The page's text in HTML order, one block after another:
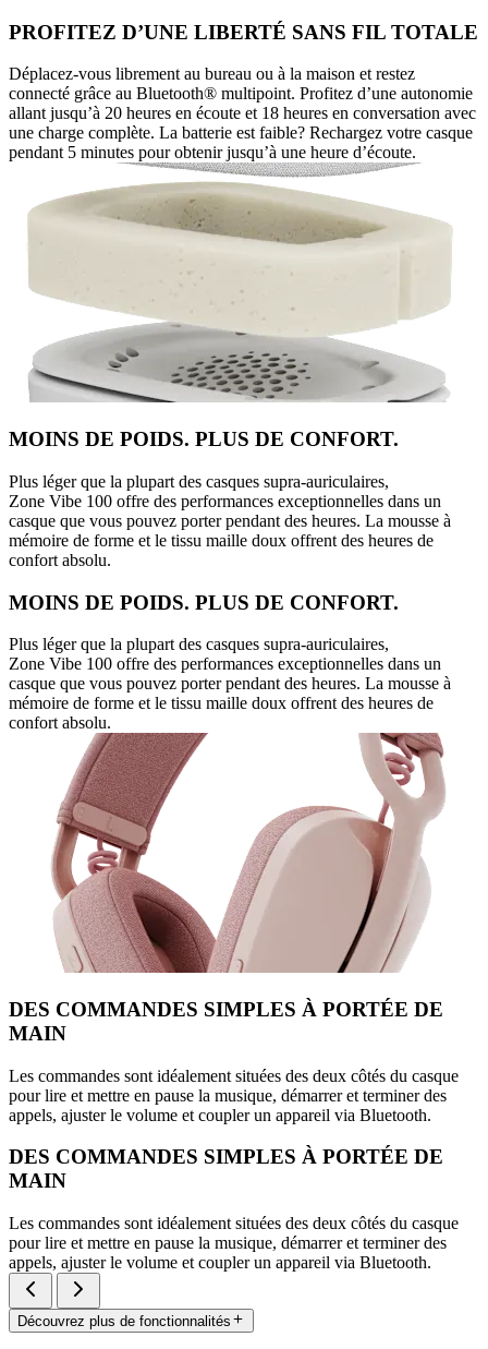
PROFITEZ D’UNE LIBERTÉ SANS FIL TOTALE
Déplacez-vous librement au bureau ou à la maison et restez
connecté grâce au Bluetooth® multipoint. Profitez d’une autonomie
allant jusqu’à 20 heures en écoute et 18 heures en conversation avec
une charge complète. La batterie est faible? Rechargez votre casque
pendant 5 minutes pour obtenir jusqu’à une heure d’écoute.
MOINS DE POIDS. PLUS DE CONFORT.
Plus léger que la plupart des casques supra-auriculaires,
Zone Vibe 100 offre des performances exceptionnelles dans un
casque que vous pouvez porter pendant des heures. La mousse à
mémoire de forme et le tissu maille doux offrent des heures de
confort absolu.
MOINS DE POIDS. PLUS DE CONFORT.
Plus léger que la plupart des casques supra-auriculaires,
Zone Vibe 100 offre des performances exceptionnelles dans un
casque que vous pouvez porter pendant des heures. La mousse à
mémoire de forme et le tissu maille doux offrent des heures de
confort absolu.
DES COMMANDES SIMPLES À PORTÉE DE
MAIN
Les commandes sont idéalement situées des deux côtés du casque
pour lire et mettre en pause la musique, démarrer et terminer des
appels, ajuster le volume et coupler un appareil via Bluetooth.
DES COMMANDES SIMPLES À PORTÉE DE
MAIN
Les commandes sont idéalement situées des deux côtés du casque
pour lire et mettre en pause la musique, démarrer et terminer des
appels, ajuster le volume et coupler un appareil via Bluetooth.
Découvrez plus de fonctionnalités